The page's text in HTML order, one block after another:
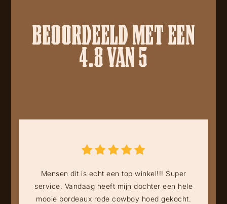
BEOORDEELD MET EEN
4.8 VAN 5
Mensen dit is echt een top winkel!!! Super
service. Vandaag heeft mijn dochter een hele
mooie bordeaux rode cowboy hoed gekocht.